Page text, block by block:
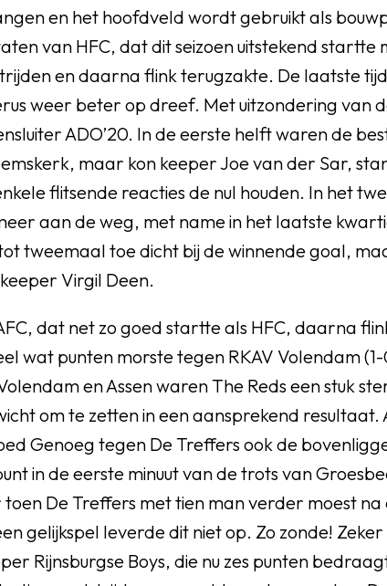
en het hoofdveld wordt gebruikt als
van HFC, dat dit seizoen uitstekend startte
en daarna flink terugzakte. De laatste
weer beter op dreef. Met uitzondering van
ADO’20. In de eerste helft waren de
maar kon keeper Joe van der Sar,
flitsende reacties de nul houden. In het
aan de weg, met name in het laatste
tweemaal toe dicht bij de winnende goal,
Virgil Deen.
dat net zo goed startte als HFC, daarna
wat punten morste tegen RKAV Volendam
en Assen waren The Reds een stuk
om te zetten in een aansprekend
Genoeg tegen De Treffers ook de
in de eerste minuut van de trots van
toen De Treffers met tien man verder moest
gelijkspel leverde dit niet op. Zo zonde!
Rijnsburgse Boys, die nu zes punten